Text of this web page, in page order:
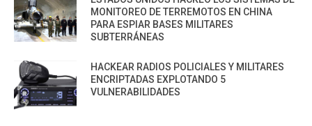
MONITOREO DE TERREMOTOS EN CHINA
PARA ESPIAR BASES MILITARES
SUBTERRÁNEAS
HACKEAR RADIOS POLICIALES Y MILITARES
ENCRIPTADAS EXPLOTANDO 5
VULNERABILIDADES